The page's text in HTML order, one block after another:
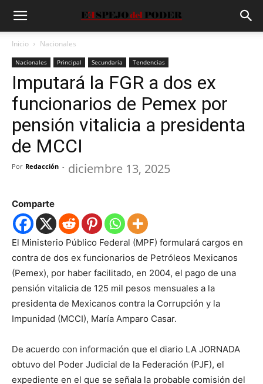
Inicio Nacionales
Nacionales Principal Secundaria Tendencias
Imputará la FGR a dos ex
funcionarios de Pemex por
pensión vitalicia a presidenta
de MCCI
Por Redacción - diciembre 13, 2025
Comparte
El Ministerio Público Federal (MPF) formulará cargos en
contra de dos ex funcionarios de Petróleos Mexicanos
(Pemex), por haber facilitado, en 2004, el pago de una
pensión vitalicia de 125 mil pesos mensuales a la
presidenta de Mexicanos contra la Corrupción y la
Impunidad (MCCI), María Amparo Casar.
De acuerdo con información que el diario LA JORNADA
obtuvo del Poder Judicial de la Federación (PJF), el
expediente en el que se señala la probable comisión del